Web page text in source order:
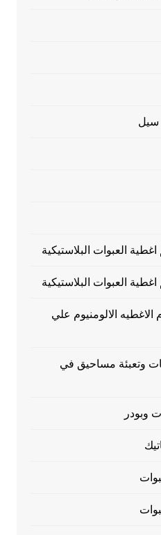
سيل
العبوات البلاستيكية
العبوات البلاستيكية
الالومنيوم علي
وتعبئة مساحيق في
وبودر